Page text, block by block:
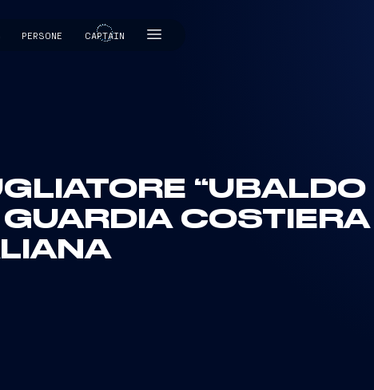
PERSONE CAPTAIN
CAPTAIN
“UBALDO
GUARDIA COSTIERA